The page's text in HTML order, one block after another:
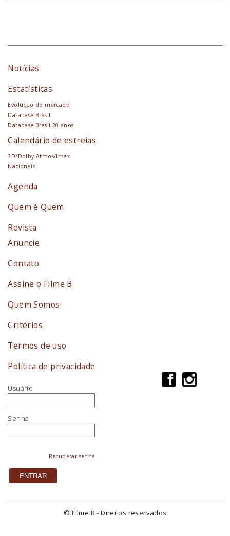
Notícias
Estatísticas
Evolução do mercado
Database Brasil
Database Brasil 20 anos
Calendário de estreias
3D/Dolby Atmos/Imax
Nacionais
Agenda
Quem é Quem
Revista
Anuncie
Contato
Assine o Filme B
Quem Somos
Critérios
Termos de uso
Política de privacidade
Usuário
Senha
Recuperar senha
© Filme B - Direitos reservados